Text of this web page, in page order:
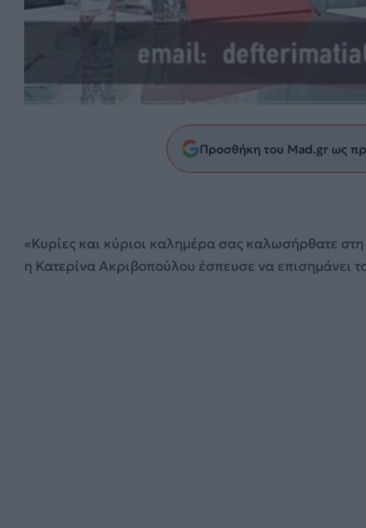
Προσθήκη του Mad.gr ως
«Κυρίες και κύριοι καλημέρα σας καλωσήρθατε
η Κατερίνα Ακριβοπούλου έσπευσε να επισημάνει